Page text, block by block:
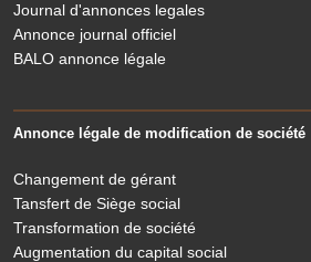
Journal d'annonces legales
Annonce journal officiel
BALO annonce légale
Annonce légale de modification de société
Changement de gérant
Tansfert de Siège social
Transformation de société
Augmentation du capital social